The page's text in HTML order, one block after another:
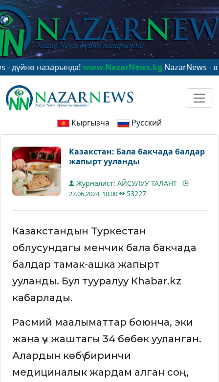
назарында!www.NazarNews.kgNazarNews - в
Кыргызча Русский
Казакстан: Бала бакчада балдар
жапырт ууланды
Журналист: АЙСУЛУУ ТАЛАНТ
27.06.2024, 10:00 53227
Казакстандын Туркестан
облусундагы менчик бала бакчада
балдар тамак-ашка жапырт
ууланды. Бул тууралуу Кhabar.kz
кабарлады.
Расмий маалыматтар боюнча, эки
жана үч жаштагы 34 бөбөк ууланган.
Алардын көбү биринчи
медициналык жардам алган соң,